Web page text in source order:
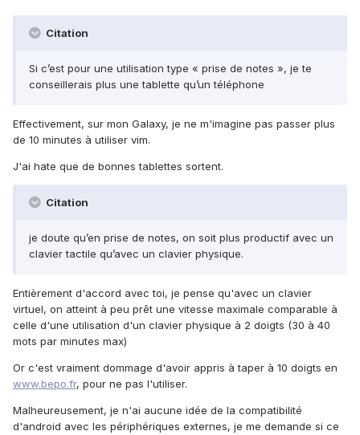
Citation
Si c’est pour une utilisation type « prise de notes », je te
conseillerais plus une tablette qu’un téléphone
Effectivement, sur mon Galaxy, je ne m'imagine pas passer plus
de 10 minutes à utiliser vim.
J'ai hate que de bonnes tablettes sortent.
Citation
je doute qu’en prise de notes, on soit plus productif avec un
clavier tactile qu’avec un clavier physique.
Entièrement d'accord avec toi, je pense qu'avec un clavier
virtuel, on atteint à peu prêt une vitesse maximale comparable à
celle d'une utilisation d'un clavier physique à 2 doigts (30 à 40
mots par minutes max)
Or c'est vraiment dommage d'avoir appris à taper à 10 doigts en
www.bepo.fr, pour ne pas l'utiliser.
Malheureusement, je n'ai aucune idée de la compatibilité
d'android avec les périphériques externes, je me demande si ce